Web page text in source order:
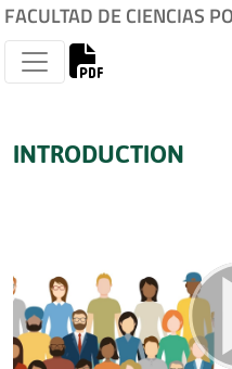
FACULTAD DE CIENCIAS
INTRODUCTION